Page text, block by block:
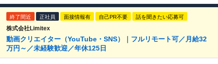
終了間近 正社員 面接情報有 自己PR不要 話を聞きたい応募可
株式会社Limitex
動画クリエイター（YouTube・SNS）｜フルリモート可／月給32
万円～／未経験歓迎／年休125日